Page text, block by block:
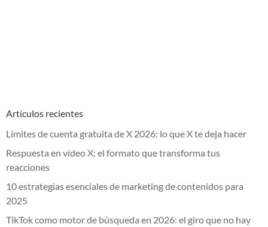
Artículos recientes
Límites de cuenta gratuita de X 2026: lo que X te deja hacer
Respuesta en vídeo X: el formato que transforma tus
reacciones
10 estrategias esenciales de marketing de contenidos para
2025
TikTok como motor de búsqueda en 2026: el giro que no hay